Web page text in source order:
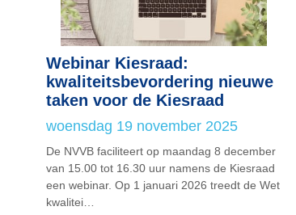
Webinar Kiesraad:
kwaliteitsbevordering nieuwe
taken voor de Kiesraad
woensdag 19 november 2025
De NVVB faciliteert op maandag 8 december
van 15.00 tot 16.30 uur namens de Kiesraad
een webinar. Op 1 januari 2026 treedt de Wet
kwalitei…